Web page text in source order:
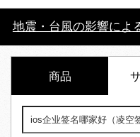
地震・台風の影響によ
商品